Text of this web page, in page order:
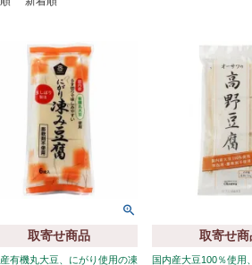
取寄せ商品
有機丸大豆、にがり使用の凍
取寄せ商
国内産大豆100％使用